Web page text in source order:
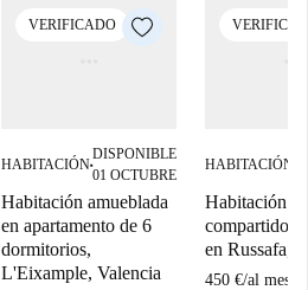
VERIFICADO
HABITACIÓN■
DISPONIBLE
01 OCTUBRE
Habitación amueblada
en apartamento de 6
dormitorios,
L'Eixample, Valencia
HABITACIÓN
Habitación
compartido
en Russafa,
450 €/al mes